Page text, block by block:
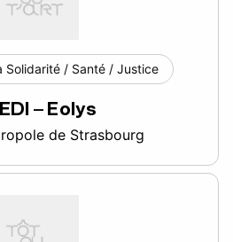
Solidarité / Santé / Justice
– Eolys
de Strasbourg